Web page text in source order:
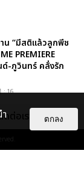
น “มีสติแล้วลูกพีช
PREMIERE
-ภูวินทร์ คลั่งรัก
: 16
จอส-กวิน” จัดปาร์ตี้
นคอนเสิร์ตครั้งยิ่ง
HEAT ...
ต่อเรา ตกลง